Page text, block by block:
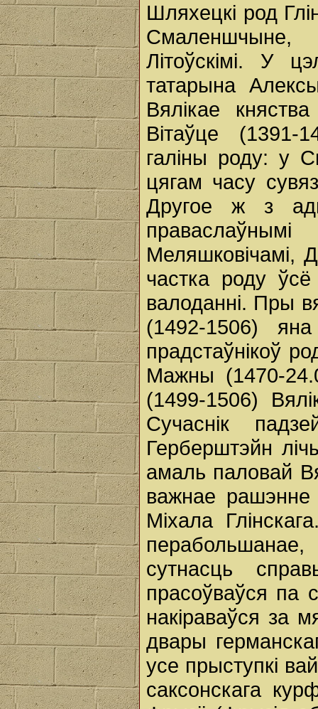
Шляхецкі род
Смаленшчыне,
Літоўскімі. У
татарына
Вялікае
Вітаўце (1391-
галіны роду: у
цягам часу
Другое ж з
Меляшковічамі,
частка роду
валоданні. Пры
(1492-1506)
прадстаўнікоў
Мажны (1470-
(1499-1506)
Сучаснік
Герберштэйн
амаль паловай
важнае рашэнне
Міхала
сутнасць
прасоўваўся па
накіраваўся за
двары
усе прыступкі
саксонскага